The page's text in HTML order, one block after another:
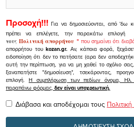
Προσοχή!!! Για να δημοσιεύονται, από 'δω
πρέπει να επιλέγετε, την παρακάτω επιλογή
τουςΠολιτική απορρήτου" που σημαίνει ότι
απορρήτου τουkozan.gr. Αν, κάποια φορά,
ειδοποίηση ότι δεν το πατήσατε (αρα δεν
αυτή την περίπτωση, για να μη χαθεί το σχόλιο
ξαναπατήστε "δημοσίευση", τσεκάροντας,
επιλογή.Η συμπλήρωση των πεδίων όνομα, Ηλ.
παραπάνω φόρμας, δεν είναι υποχρεωτική.
Διάβασα και αποδέχομαι τους